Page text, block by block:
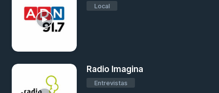
Local
Radio Imagina
Entrevistas